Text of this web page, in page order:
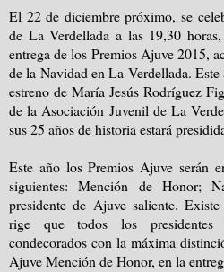
El 22 de diciembre próximo, se
de La Verdellada a las 19,30
entrega de los Premios Ajuve 2015,
de la Navidad en La Verdellada.
estreno de María Jesús Rodríguez
de la Asociación Juvenil de La
sus 25 años de historia estará
Este año los Premios Ajuve serán
siguientes: Mención de Honor;
presidente de Ajuve saliente.
rige que todos los presidentes
condecorados con la máxima
Ajuve Mención de Honor, en la